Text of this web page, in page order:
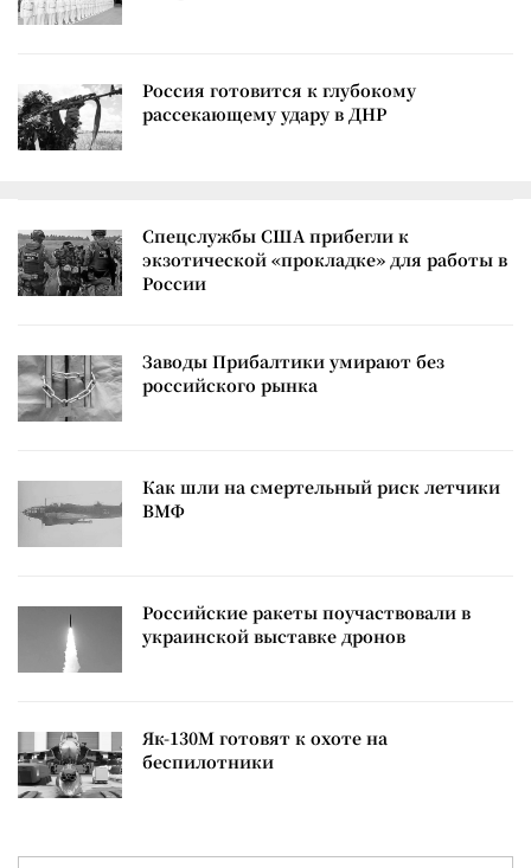
Россия готовится к глубокому
рассекающему удару в ДНР
Спецслужбы США прибегли к
экзотической «прокладке» для работы в
России
Заводы Прибалтики умирают без
российского рынка
Как шли на смертельный риск летчики
ВМФ
Российские ракеты поучаствовали в
украинской выставке дронов
Як-130М готовят к охоте на
беспилотники